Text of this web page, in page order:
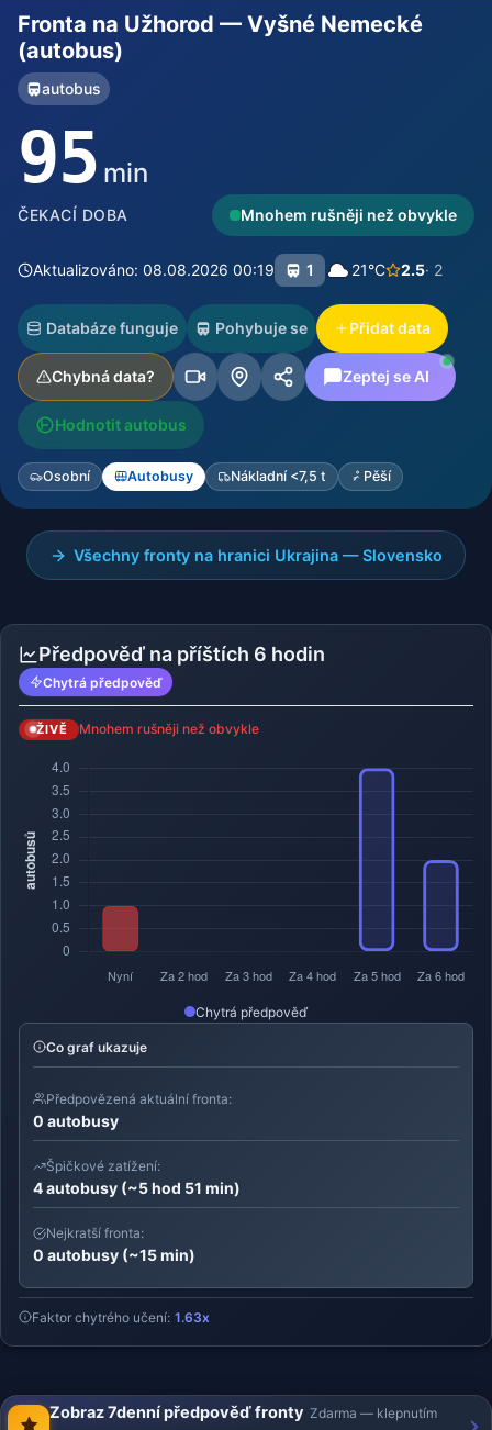
Fronta na Užhorod — Vyšné Nemecké
(autobus)
autobus
95 min
ČEKACÍ DOBA Mnohem rušněji než obvykle
Aktualizováno: 08.08.2026 00:19 1 21°C 2.5· 2
Databáze funguje Pohybuje se Přidat data
Chybná data? Zeptej se AI
Hodnotit autobus
Osobní Autobusy Nákladní <7,5 t Pěší
Všechny fronty na hranici Ukrajina — Slovensko
Předpověď na příštích 6 hodin
Chytrá předpověď
ŽIVĚ Mnohem rušněji než obvykle
Chytrá předpověď
Co graf ukazuje
Předpovězená aktuální fronta:
0 autobusy
Špičkové zatížení:
4 autobusy (~5 hod 51 min)
Nejkratší fronta:
0 autobusy (~15 min)
Faktor chytrého učení: 1.63x
Zobraz 7denní předpověď fronty Zdarma — klepnutím